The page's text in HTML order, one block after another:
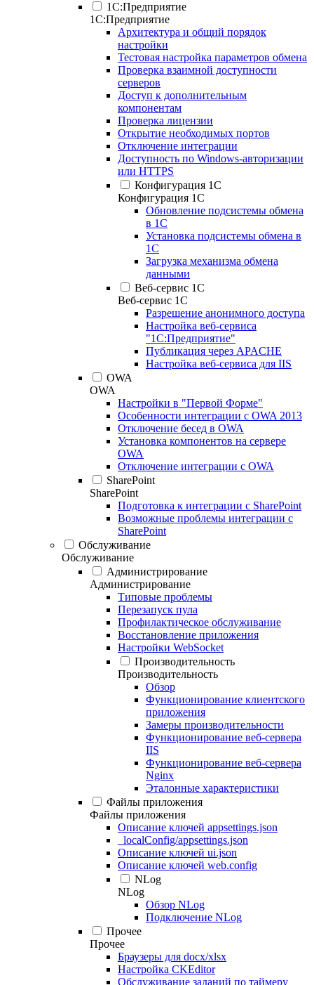
1С:Предприятие
1С:Предприятие
Архитектура и общий порядок
настройки
Тестовая настройка параметров обмена
Проверка взаимной доступности
серверов
Доступ к дополнительным
компонентам
Проверка лицензии
Открытие необходимых портов
Отключение интеграции
Доступность по Windows-авторизации
или HTTPS
Конфигурация 1С
Конфигурация 1С
Обновление подсистемы обмена
в 1С
Установка подсистемы обмена в
1С
Загрузка механизма обмена
данными
Веб-сервис 1С
Веб-сервис 1С
Разрешение анонимного доступа
Настройка веб-сервиса
"1С:Предприятие"
Публикация через APACHE
Настройка веб-сервиса для IIS
OWA
OWA
Настройки в "Первой Форме"
Особенности интеграции с OWA 2013
Отключение бесед в OWA
Установка компонентов на сервере
OWA
Отключение интеграции с OWA
SharePoint
SharePoint
Подготовка к интеграции с SharePoint
Возможные проблемы интеграции с
SharePoint
Обслуживание
Обслуживание
Администрирование
Администрирование
Типовые проблемы
Перезапуск пула
Профилактическое обслуживание
Восстановление приложения
Настройки WebSocket
Производительность
Производительность
Обзор
Функционирование клиентского
приложения
Замеры производительности
Функционирование веб-сервера
IIS
Функционирование веб-сервера
Nginx
Эталонные характеристики
Файлы приложения
Файлы приложения
Описание ключей appsettings.json
_localConfig/appsettings.json
Описание ключей ui.json
Описание ключей web.config
NLog
NLog
Обзор NLog
Подключение NLog
Прочее
Прочее
Браузеры для docx/xlsx
Настройка CKEditor
Обслуживание заданий по таймеру